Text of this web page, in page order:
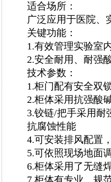
适合场所：
广泛应用于医院、
关键功能：
1.有效管理实验室
2.安全耐用、耐强
技术参数：
1.柜门配有安全双
2.柜体采用抗强酸
3.铰链/把手采用耐
抗腐蚀性能
4.可安装排风配置
5.可依照现场地面
6.柜体采用了无缝
7.柜体有专业、规